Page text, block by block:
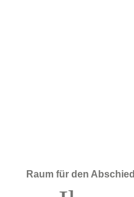
Raum für den Abschied